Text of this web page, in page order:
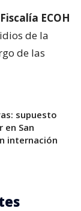
Fiscalía ECOH
de la
de las
supuesto
en San
internación